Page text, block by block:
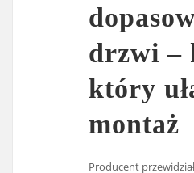
drzwi –
który
montaż
Producent